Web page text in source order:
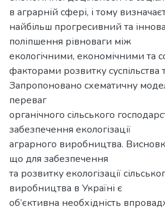
в аграрній сфері, і тому
найбільш прогресивний та
поліпшення рівноваги між
екологічними, економічними та
факторами розвитку суспільства
Запропоновано схематичну
переваг
органічного сільського
забезпечення екологізації
аграрного виробництва.
що для забезпечення
та розвитку екологізації
виробництва в Україні є
об’єктивна необхідність